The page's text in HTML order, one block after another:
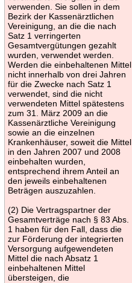
verwenden. Sie sollen in dem
Bezirk der Kassenärztlichen
Vereinigung, an die die nach
Satz 1 verringerten
Gesamtvergütungen gezahlt
wurden, verwendet werden.
Werden die einbehaltenen Mittel
nicht innerhalb von drei Jahren
für die Zwecke nach Satz 1
verwendet, sind die nicht
verwendeten Mittel spätestens
zum 31. März 2009 an die
Kassenärztliche Vereinigung
sowie an die einzelnen
Krankenhäuser, soweit die Mittel
in den Jahren 2007 und 2008
einbehalten wurden,
entsprechend ihrem Anteil an
den jeweils einbehaltenen
Beträgen auszuzahlen.
(2) Die Vertragspartner der
Gesamtverträge nach § 83 Abs.
1 haben für den Fall, dass die
zur Förderung der integrierten
Versorgung aufgewendeten
Mittel die nach Absatz 1
einbehaltenen Mittel
übersteigen, die